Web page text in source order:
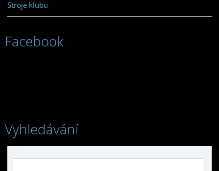
Stroje klubu
Facebook
Vyhledávání